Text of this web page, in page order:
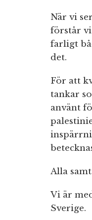
När vi
förstår
farligt
det.
För att
tankar
använt
Alla
Vi är
Sverige.